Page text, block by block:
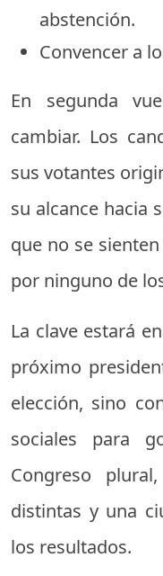
abstención.
Convencer a
En segunda
cambiar. Los
sus votantes
su alcance hacia
que no se
por ninguno de
La clave estará
próximo
elección, sino
sociales para
Congreso
distintas y una
los resultados.